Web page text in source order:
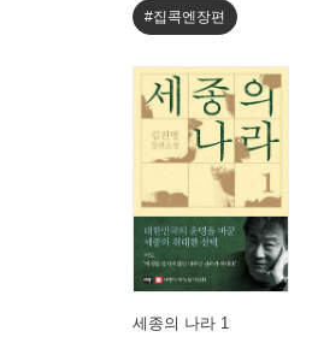
#집콕엔장편
세종의 나라 1